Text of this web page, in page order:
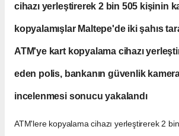
cihazı yerleştirerek 2 bin 505 kişinin
kopyalamışlar Maltepe'de iki şahıs
ATM'ye kart kopyalama cihazı
eden polis, bankanın güvenlik
incelenmesi sonucu yakalandı
ATM'lere kopyalama cihazı yerleştirerek 2